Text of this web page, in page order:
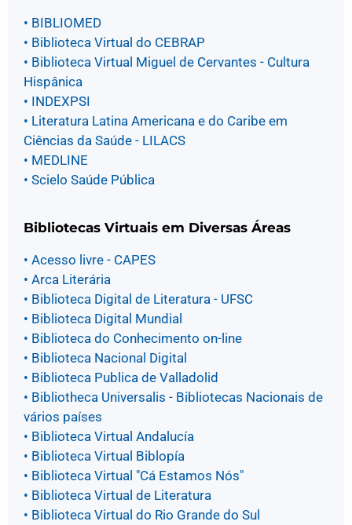
• BIBLIOMED
• Biblioteca Virtual do CEBRAP
• Biblioteca Virtual Miguel de Cervantes - Cultura
Hispânica
• INDEXPSI
• Literatura Latina Americana e do Caribe em
Ciências da Saúde - LILACS
• MEDLINE
• Scielo Saúde Pública
Bibliotecas Virtuais em Diversas Áreas
• Acesso livre - CAPES
• Arca Literária
• Biblioteca Digital de Literatura - UFSC
• Biblioteca Digital Mundial
• Biblioteca do Conhecimento on-line
• Biblioteca Nacional Digital
• Biblioteca Publica de Valladolid
• Bibliotheca Universalis - Bibliotecas Nacionais de
vários países
• Biblioteca Virtual Andalucía
• Biblioteca Virtual Biblopía
• Biblioteca Virtual "Cá Estamos Nós"
• Biblioteca Virtual de Literatura
• Biblioteca Virtual do Rio Grande do Sul